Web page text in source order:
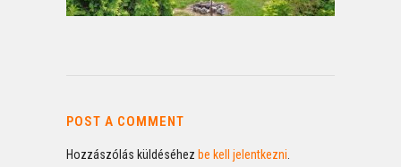
POST A COMMENT
Hozzászólás küldéséhez be kell jelentkezni